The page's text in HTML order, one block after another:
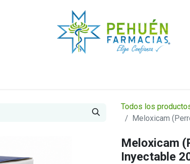
Todos los
Meloxicam
Meloxicam
Inyectable